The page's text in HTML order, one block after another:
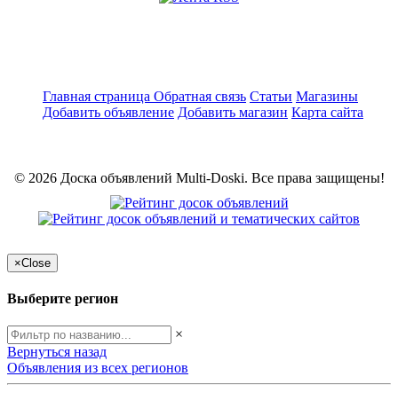
Главная страница Обратная связь Статьи Магазины
Добавить объявление Добавить магазин Карта сайта
© 2026 Доска объявлений Multi-Doski. Все права защищены!
×Close
Выберите регион
×
Вернуться назад
Объявления из всех регионов